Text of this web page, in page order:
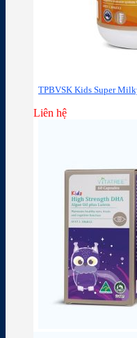
TPBVSK Kids Super
Liên hệ